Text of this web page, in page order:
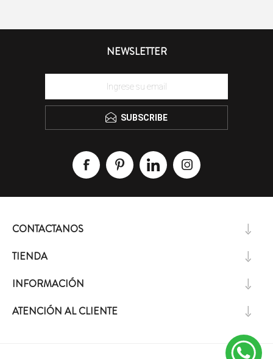
NEWSLETTER
SUBSCRIBE
CONTACTANOS
TIENDA
INFORMACIÓN
ATENCIÓN AL CLIENTE